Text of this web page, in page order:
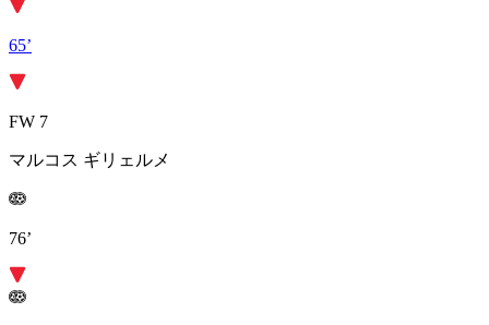
65’
FW 7
マルコス ギリェルメ
76’